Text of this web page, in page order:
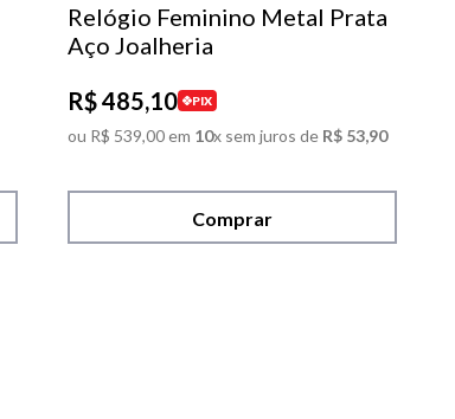
Relógio Feminino Metal Prata
Aço Joalheria
R$485,10 PIX
ou R$ 539,00em 10x sem juros de R$ 53,90
Comprar